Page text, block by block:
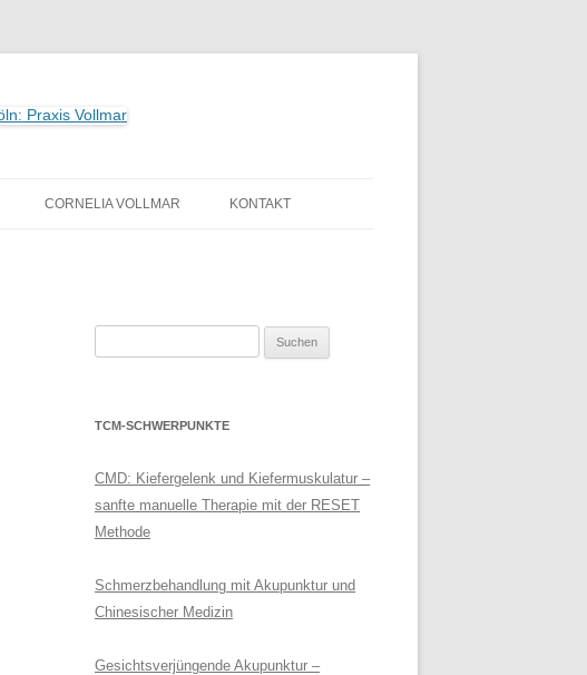
CORNELIA VOLLMAR KONTAKT
DATENSCHUTZ
TCM-SCHWERPUNKTE
CMD: Kiefergelenk und Kiefermuskulatur –
sanfte manuelle Therapie mit der RESET
Methode
Schmerzbehandlung mit Akupunktur und
Chinesischer Medizin
Gesichtsverjüngende Akupunktur –